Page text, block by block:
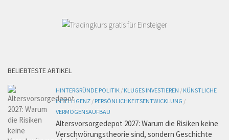
BELIEBTESTE ARTIKEL
HINTERGRÜNDE POLITIK / KLUGES INVESTIEREN / KÜNSTLICHE
INTELLIGENZ / PERSÖNLICHKEITSENTWICKLUNG /
VERMÖGENSAUFBAU
Altersvorsorgedepot 2027: Warum die Risiken keine
Verschwörungstheorie sind, sondern Geschichte